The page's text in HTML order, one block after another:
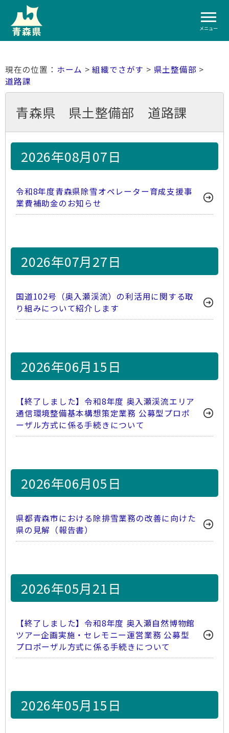
メニュー
ホーム >組織でさがす > 県土整備部 >
道路課
青森県 県土整備部 道路課
2026年08月07日
令和8年度青森県除雪オペレーター育成支援事
業費補助金のお知らせ
2026年07月27日
国道102­号（奥入瀬­渓流）の利­活用に関す­る取
り組み­について紹­介します
2026年06月15日
【終了しました】令和8年度 奥入瀬渓流エリア
通信環境整備基本構想策定業務 公募型プロポ
ーザル方式に係る手続きについて
2026年06月05日
県都青森市における除排雪業務の改善に向けた
県の見解（報告書）
2026年05月21日
【終了しました】令和8年度 奥入瀬自然博物館
ツアー企画実施・セレモニー運営業務 公募型
プロポーザル方式に係る手続きについて
2026年05月15日